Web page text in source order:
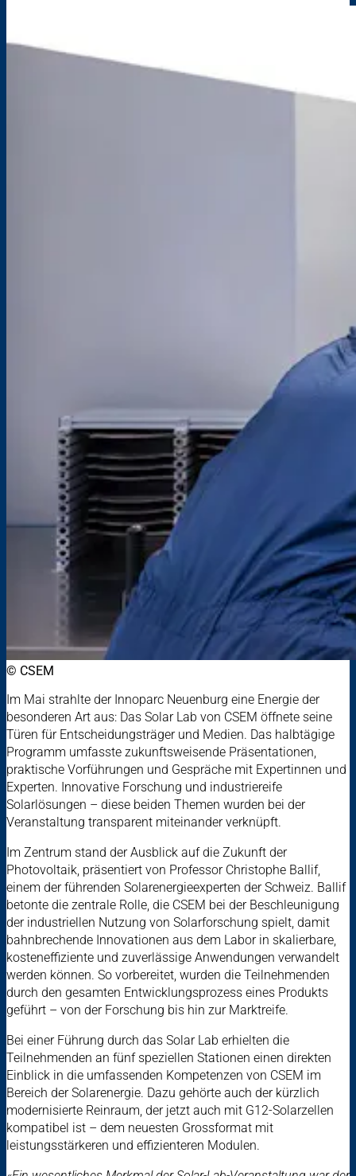
© CSEM
Im Mai strahlte der Innoparc Neuenburg eine Energie der
besonderen Art aus: Das Solar Lab von CSEM öffnete seine
Türen für Entscheidungsträger und Medien. Das halbtägige
Programm umfasste zukunftsweisende Präsentationen,
praktische Vorführungen und Gespräche mit Expertinnen und
Experten. Innovative Forschung und industriereife
Solarlösungen – diese beiden Themen wurden bei der
Veranstaltung transparent miteinander verknüpft.
Im Zentrum stand der Ausblick auf die Zukunft der
Photovoltaik, präsentiert von Professor Christophe Ballif,
einem der führenden Solarenergieexperten der Schweiz. Ballif
betonte die zentrale Rolle, die CSEM bei der Beschleunigung
der industriellen Nutzung von Solarforschung spielt, damit
bahnbrechende Innovationen aus dem Labor in skalierbare,
kosteneffiziente und zuverlässige Anwendungen verwandelt
werden können. So vorbereitet, wurden die Teilnehmenden
durch den gesamten Entwicklungsprozess eines Produkts
geführt – von der Forschung bis hin zur Marktreife.
Bei einer Führung durch das Solar Lab erhielten die
Teilnehmenden an fünf speziellen Stationen einen direkten
Einblick in die umfassenden Kompetenzen von CSEM im
Bereich der Solarenergie. Dazu gehörte auch der kürzlich
modernisierte Reinraum, der jetzt auch mit G12-Solarzellen
kompatibel ist – dem neuesten Grossformat mit
leistungsstärkeren und effizienteren Modulen.